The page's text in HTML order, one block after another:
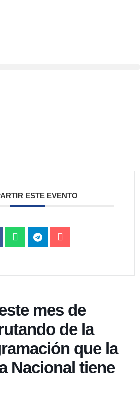
ESTE EVENTO
mes de
de la
que la
Nacional tiene